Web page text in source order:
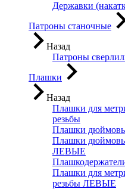
Державки
Патроны станочные
Назад
Патроны
Плашки
Назад
Плашки для
резьбы
Плашки
Плашки
ЛЕВЫЕ
Плашки для
резьбы ЛЕВЫЕ